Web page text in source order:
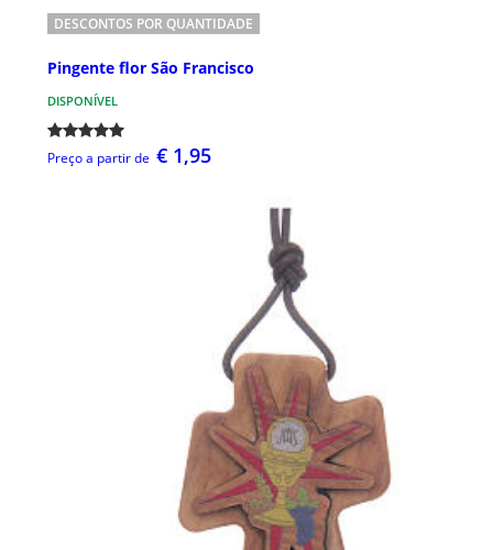
DESCONTOS POR QUANTIDADE
Pingente flor São Francisco
DISPONÍVEL
Preço a partir de € 1,95